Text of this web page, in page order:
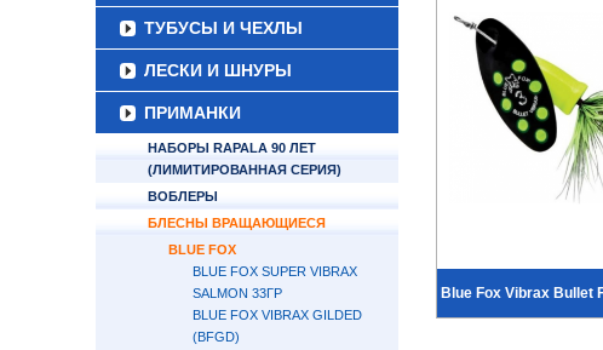
ТУБУСЫ И ЧЕХЛЫ
ЛЕСКИ И ШНУРЫ
ПРИМАНКИ
НАБОРЫ RAPALA 90 ЛЕТ
(ЛИМИТИРОВАННАЯ СЕРИЯ)
ВОБЛЕРЫ
БЛЕСНЫ ВРАЩАЮЩИЕСЯ
BLUE FOX
BLUE FOX SUPER VIBRAX
SALMON 33ГР
BLUE FOX VIBRAX GILDED
(BFGD)
Blue Fox Vibrax Bullet